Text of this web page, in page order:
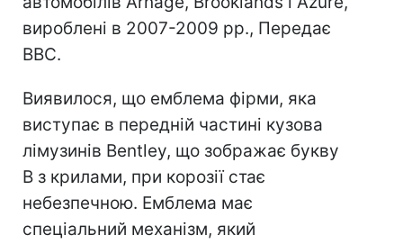
вироблені в 2007-2009 рр., Передає
BBC.
Виявилося, що емблема фірми, яка
виступає в передній частині кузова
лімузинів Bentley, що зображає букву
В з крилами, при корозії стає
небезпечною. Емблема має
спеціальний механізм, який